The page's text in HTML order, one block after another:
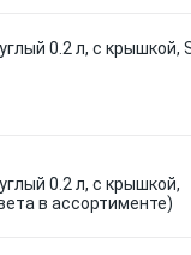
0.2 л, с
0.2 л, с крышкой,
в ассортименте)